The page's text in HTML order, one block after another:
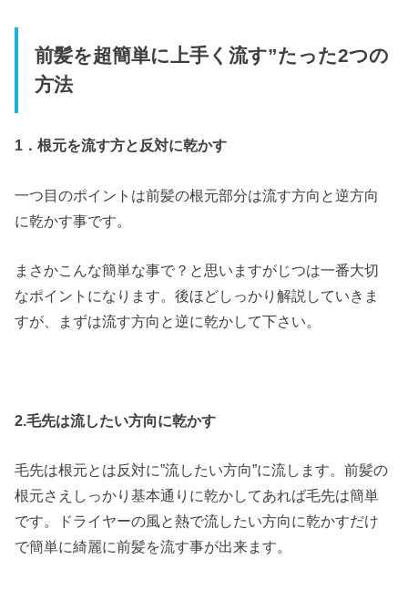
前髪を超簡単に上手く流す”たった2つの
方法
1．根元を流す方と反対に乾かす
一つ目のポイントは前髪の根元部分は流す方向と逆方向
に乾かす事です。
まさかこんな簡単な事で？と思いますがじつは一番大切
なポイントになります。後ほどしっかり解説していきま
すが、まずは流す方向と逆に乾かして下さい。
2.毛先は流したい方向に乾かす
毛先は根元とは反対に”流したい方向”に流します。前髪の
根元さえしっかり基本通りに乾かしてあれば毛先は簡単
です。ドライヤーの風と熱で流したい方向に乾かすだけ
で簡単に綺麗に前髪を流す事が出来ます。